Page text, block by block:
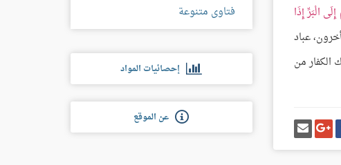
الْبَرِّ إِذَا
عباد
الكفار من
شارك
على
فيسبوك
شارك
على
غوغل
بلس
إرسل
إيميل
فتاوى متنوعة
إحصائيات المواد
عن الموقع